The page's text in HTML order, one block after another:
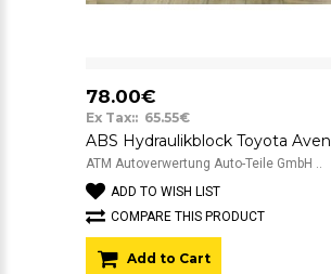
78.00€
Ex Tax:: 65.55€
ATM Autoverwertung Auto-Teile GmbH ..
ADD TO WISH LIST
COMPARE THIS PRODUCT
Add to Cart